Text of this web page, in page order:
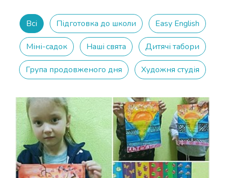
Всі Підготовка до школи Easy English
Міні-садок Наші свята Дитячі табори
Група продовженого дня Художня студія